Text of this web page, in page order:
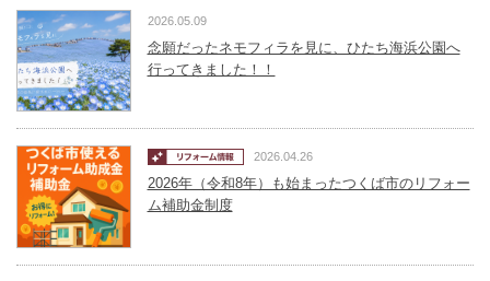
2026.05.09
念願だったネモフィラを見に、ひたち海浜公園へ
行ってきました！！
2026.04.26
2026年（令和8年）も始まったつくば市のリフォー
ム補助金制度